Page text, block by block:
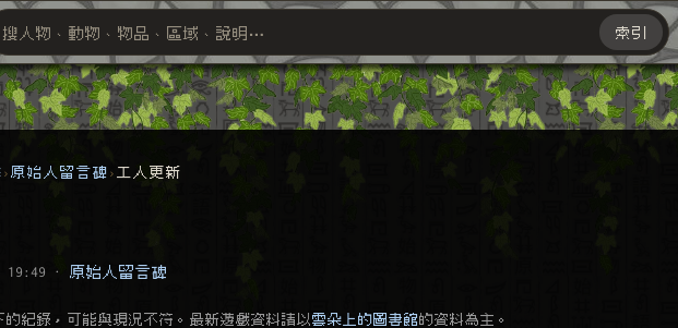
搜尋萬物索引
搜人物、動物、物品、區域、說明⋯ 索引
原始人留言碑 工人更新
19:49 · 原始人留言碑
紀錄，可能與現況不符。最新遊戲資料請以 雲朵上的圖書館的資料為主。